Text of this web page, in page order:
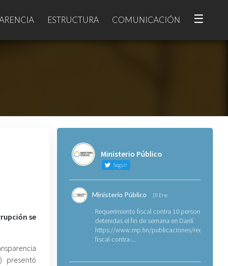
ESTRUCTURA COMUNICACIÓN ☰
se
presentó
Ministerio Público
Seguir
Ministerio Público 19 Ene
Requerimiento fiscal contra 10 personas
detenidas el fin de semana en Danlí
https://www.mp.hn/publicaciones/
fiscal-contra-...